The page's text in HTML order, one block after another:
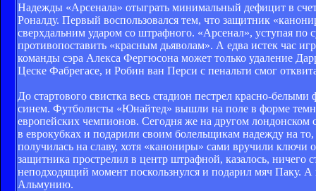
Надежды «Арсенала» отыграть минимальный дефицит в
Роналду. Первый воспользовался тем, что защитник
сверхдальним ударом со штрафного. «Арсенал», уступая по
противопоставить «красным дьяволам». А едва истек час
команды сэра Алекса Фергюсона может только удаление
Цеске Фабрегасе, и Робин ван Перси с пенальти смог
До стартового свистка весь стадион пестрел красно-
синем. Футболисты «Юнайтед» вышли на поле в форме
европейских чемпионов. Сегодня же на другом
в еврокубках и подарили своим болельщикам надежду на
получилась на славу, хотя «канониры» сами вручили
защитника прострелил в центр штрафной, казалось,
неподходящий момент поскользнулся и подарил мяч Паку. А
Альмунию.